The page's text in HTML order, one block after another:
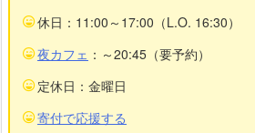
休日：11:00～17:00（L.O. 16:30）
夜カフェ ：～20:45（要予約）
定休日：金曜日
寄付で応援する